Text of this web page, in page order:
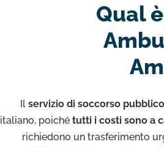
Qual
Il servizio di soccorso pubblico
italiano, poichétutti i costi sono a
richiedono un trasferimento